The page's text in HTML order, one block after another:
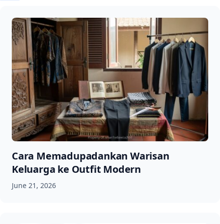
Cara Memadupadankan Warisan
Keluarga ke Outfit Modern
June 21, 2026